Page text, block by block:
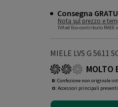
Consegna
Nota sul prezzo e
IVA ed Eco-contributo RAEE
MIELE LVS G 5611
MOLTO
R: Confezione non originale
O: Accessori principali presenti